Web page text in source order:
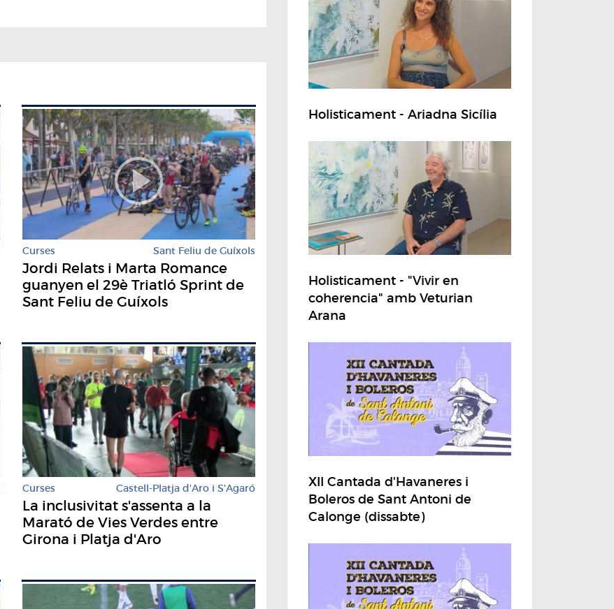
Curses Sant Feliu de Guíxols
Jordi Relats i Marta Romance
guanyen el 29è Triatló Sprint de
Sant Feliu de Guíxols
Curses Castell-Platja d'Aro i S'Agaró
La inclusivitat s'assenta a la
Marató de Vies Verdes entre
Girona i Platja d'Aro
Holisticament - Ariadna Sicília
Holisticament - "Vivir en
coherencia" amb Veturian
Arana
XII Cantada d'Havaneres i
Boleros de Sant Antoni de
Calonge (dissabte)